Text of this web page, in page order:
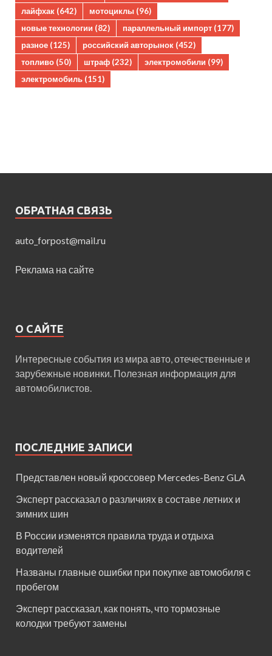
лайфхак (642) мотоциклы (96)
новые технологии (82) параллельный импорт (177)
разное (125) российский авторынок (452)
топливо (50) штраф (232) электромобили (99)
электромобиль (151)
ОБРАТНАЯ СВЯЗЬ
auto_forpost@mail.ru
Реклама на сайте
О САЙТЕ
Интересные события из мира авто, отечественные и
зарубежные новинки. Полезная информация для
автомобилистов.
ПОСЛЕДНИЕ ЗАПИСИ
Представлен новый кроссовер Mercedes-Benz GLA
Эксперт рассказал о различиях в составе летних и
зимних шин
В России изменятся правила труда и отдыха
водителей
Названы главные ошибки при покупке автомобиля с
пробегом
Эксперт рассказал, как понять, что тормозные
колодки требуют замены